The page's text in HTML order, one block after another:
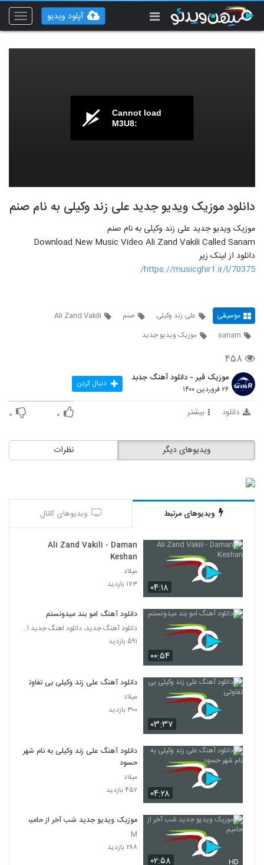
Toggle
آپلود ویدیو
Cannot load
M3U8:
دانلود موزیک ویدیو جدید علی زند وکیلی به نام صنم
موزیک ویدیو جدید علی زند وکیلی به نام صنم
Download New Music Video Ali Zand Vakili Called Sanam
دانلود از لینک زیر
https://musicghir1.ir/l/70375/
موسیقی علی زند وکیلی صنم
Ali Zand Vakili
sanam
موزیک ویدیو جدید
۴۵۸
موزیک قیر - دانلود آهنگ جدبد
۲۶ فروردین ۱۴۰۰ دنبال کردن
دانلود بیشتر ۰ ۰
نظرات ویدیوهای دیگر
ویدیوهای مرتبط ویدیوهای کانال
۰۴:۱۸
Ali Zand Vakili - Daman
Keshan
میلاد
۱۷۳ بازدید
۰۰:۵۴
دانلود آهنگ امو بند میدونستم
دانلود آهنگ جدید، دانلود اهنگ جدید ایرانی
۵۹۱ بازدید
۰۳:۳۷
دانلود آهنگ علی زند وکیلی بی تفاوتی
میلاد
۳۰۰ بازدید
۰۴:۲۸
دانلود آهنگ علی زند وکیلی به نام شهر
حسود
میلاد
۴۵۲ بازدید
۰۲:۵۸ HD
موزیک ویدیو جدید شب آخر از حامیم
M
۲۸۸ بازدید